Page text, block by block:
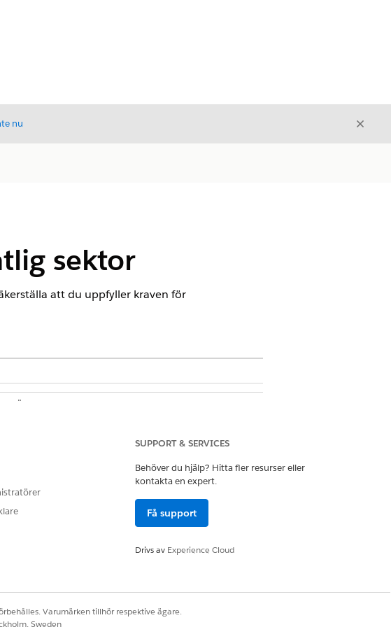
nu Stäng
sektor
att du uppfyller kraven för
FÖR ATT
SUPPORT & SERVICES
Behöver du hjälp? Hitta fler resurser eller
kontakta en expert.
Få support
Drivs av Experience Cloud
Varumärken tillhör respektive ägare.
Sweden